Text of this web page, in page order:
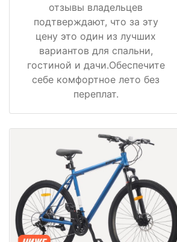
отзывы владельцев
подтверждают, что за эту
цену это один из лучших
вариантов для спальни,
гостиной и дачи.Обеспечите
себе комфортное лето без
переплат.